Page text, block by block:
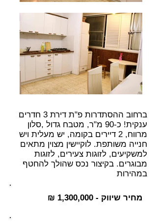
ברחוב ההסתדרות פ"ת דירת 3 חדרים
ענקית! כ-90 מ"ר, מטבח גדול ,סלון
מרווח, 2 דיירים בקומה, יש מעלית ויש
חנייה משותפת. לוקיישין מצוין מתאים
למשקיעים, לזוגות צעירים, לזוגות
מבוגרים. בקיצור נכס שהולך להחטף
במהירות
מחיר שיווק - 1,300,000 ₪